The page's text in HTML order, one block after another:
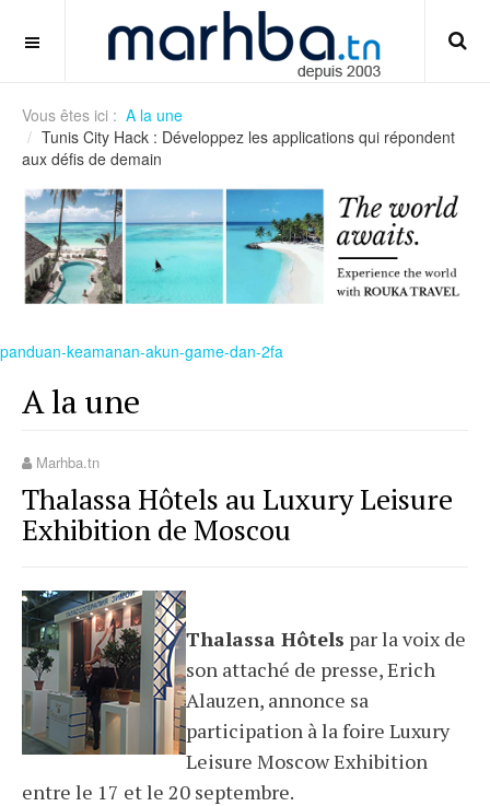
understanding-rng-and-fairness-in-online-slots
OFF CANVAS
Vous êtes ici : A la une
Tunis City Hack : Développez les applications qui répondent
aux défis de demain
panduan-keamanan-akun-game-dan-2fa
A la une
Marhba.tn
Thalassa Hôtels au Luxury Leisure
Exhibition de Moscou
Thalassa Hôtels par la voix de
son attaché de presse, Erich
Alauzen, annonce sa
participation à la foire Luxury
Leisure Moscow Exhibition
entre le 17 et le 20 septembre.